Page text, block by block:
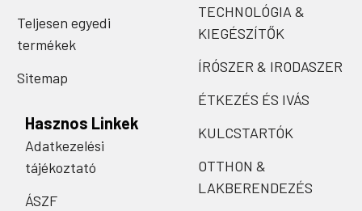
Teljesen egyedi
termékek
Sitemap
Hasznos Linkek
Adatkezelési
tájékoztató
ÁSZF
TECHNOLÓGIA &
KIEGÉSZÍTŐK
ÍRÓSZER & IRODASZER
ÉTKEZÉS ÉS IVÁS
KULCSTARTÓK
OTTHON &
LAKBERENDEZÉS